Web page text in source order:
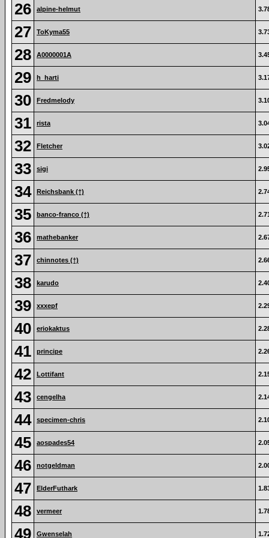
26 alpine-helmut
27 ToKyma55
28 A0000001A
29 h_harti
30 Fredmelody
31 rista
32 Fletcher
33 sigi
34 Reichsbank (†)
35 banco-franco (†)
36 mathebanker
37 chinnotes (†)
38 karudo
39 xxxepf
40 eriokaktus
41 principe
42 Lottifant
43 cengelha
44 specimen-chris
45 aospades54
46 notgeldman
47 ElderFuthark
48 vermeer
49 Gwenselah